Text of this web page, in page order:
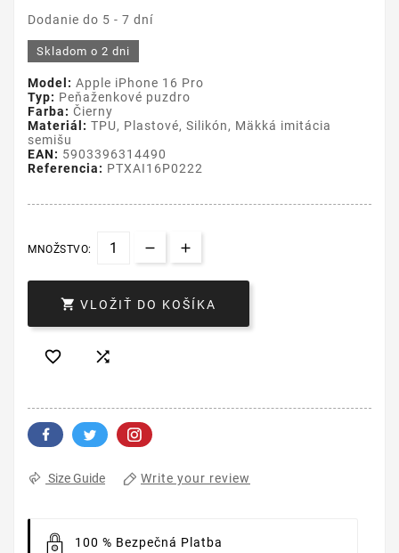
Dodanie do 5 - 7 dní
Skladom o 2 dni
Model: Apple iPhone 16 Pro
Typ: Peňaženkové puzdro
Farba: Čierny
Materiál: TPU, Plastové, Silikón, Mäkká imitácia
semišu
EAN: 5903396314490
Referencia: PTXAI16P0222
MNOŽSTVO:
 VLOŽIŤ DO KOŠÍKA
 
Size Guide Write your review
100 % Bezpečná Platba